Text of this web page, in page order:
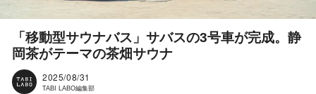
「移動型サウナバス」サバスの3号車が完成。静
岡茶がテーマの茶畑サウナ
2025/08/31
TABI LABO編集部